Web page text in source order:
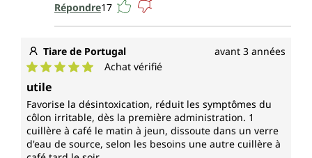
Répondre17
Tiare de Portugal avant 3 années
Note moyenne de 5 sur 5 étoiles
Achat vérifié
utile
Favorise la désintoxication, réduit les symptômes du
côlon irritable, dès la première administration. 1
cuillère à café le matin à jeun, dissoute dans un verre
d'eau de source, selon les besoins une autre cuillère à